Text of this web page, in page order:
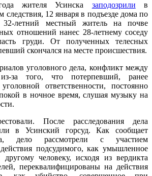
жителя Усинска заподозрили в
12 января в подъезде дома по
32-летний местный житель на почве
отношений нанес 28-летнему соседу
груди. От полученных телесных
скончался на месте происшествия.
уголовного дела, конфликт между
за того, что потерпевший, ранее
ответственности, постоянно
в ночное время, слушая музыку на
После расследования дела
в Усинский горсуд. Как сообщает
дело рассмотрели с участием
подсудимого, как умышленное
человеку, исходя из вердикта
переквалифицированы на действия